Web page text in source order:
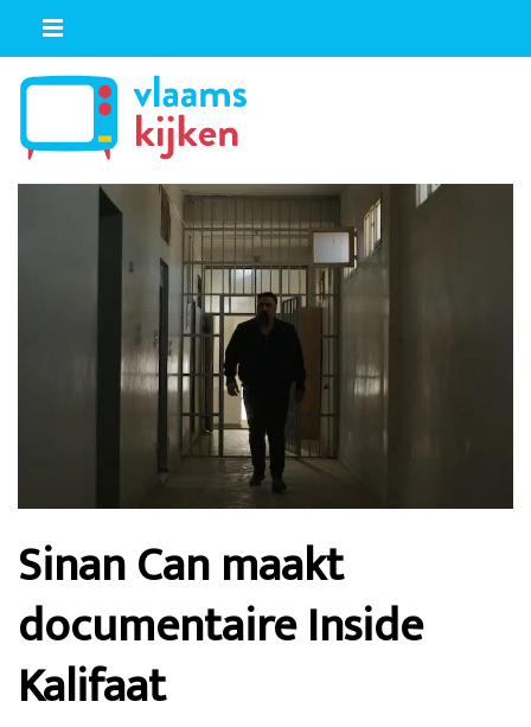
Sinan Can maakt
documentaire Inside
Kalifaat